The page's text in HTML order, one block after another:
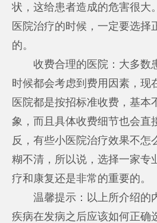
状，这给患者造成的危害很大
医院治疗的时候，一定要选择
的。
收费合理的医院：大多数
时候都会考虑到费用因素，现
医院都是按招标准收费，基本
象，而且具体收费细节也会直
反，有些小医院治疗效果不怎
糊不清，所以说，选择一家专
疗和康复还是非常的重要的。
温馨提示：以上所介绍的
疾病在发病之后应该如何正确